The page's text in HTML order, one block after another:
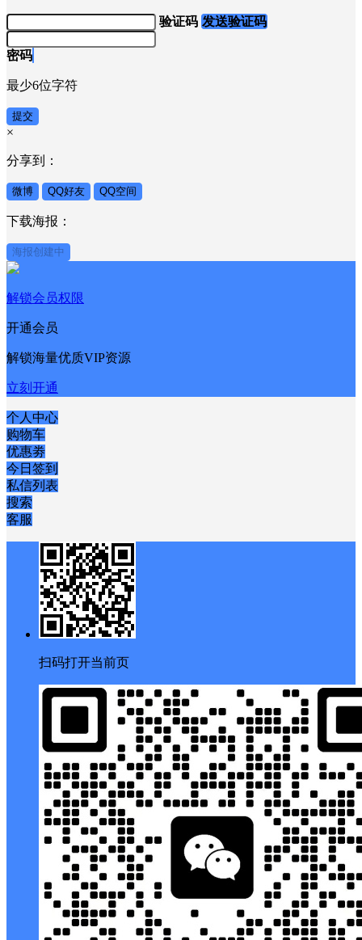
验证码 发送验证码
密码
最少6位字符
提交
×
分享到：
微博 QQ好友 QQ空间
下载海报：
海报创建中
解锁会员权限
开通会员
解锁海量优质VIP资源
立刻开通
个人中心
购物车
优惠劵
今日签到
私信列表
搜索
客服
扫码打开当前页